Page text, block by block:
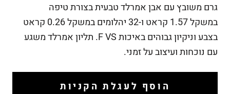
גרם משובץ עם אבן אמרלד טבעית בצורת טיפה
במשקל 1.57 קראט ו-32 יהלומים במשקל 0.26 קראט
בצבע וניקיון גבוהים באיכות F VS. תליון אמרלד משגע
עם נוכחות ועיצוב על זמני.
הוסף לעגלת הקניות